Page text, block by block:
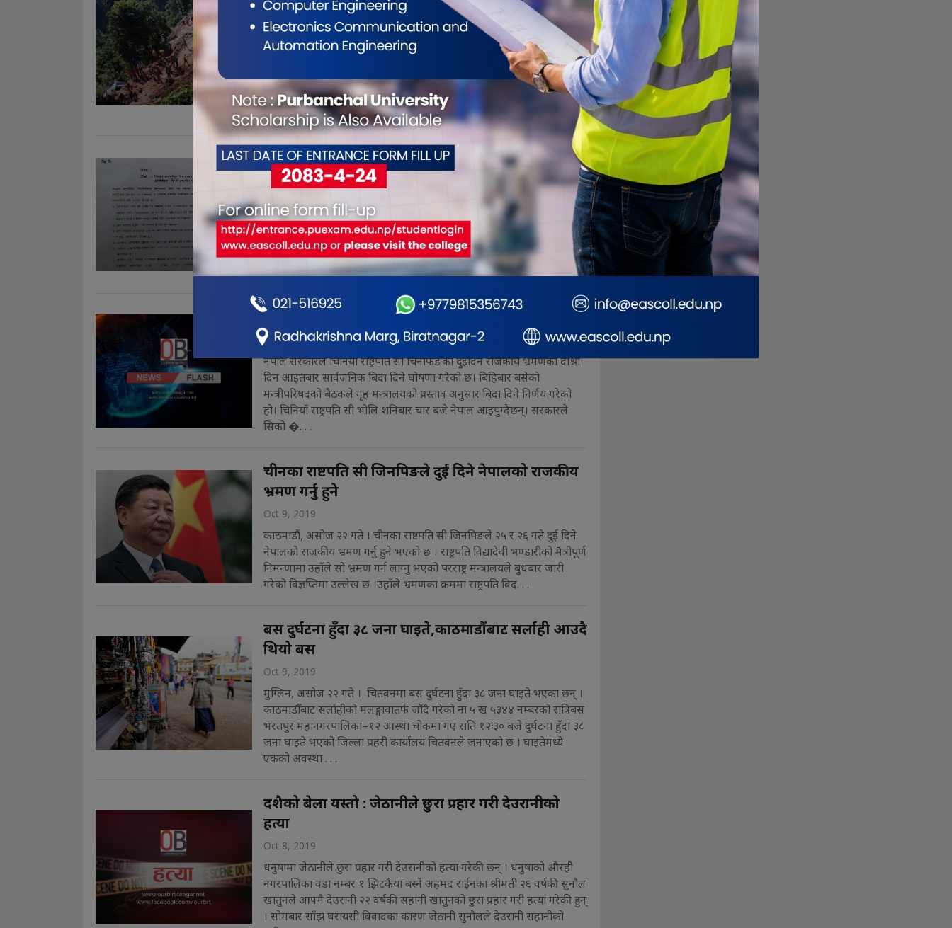
परिचय खुल्यो
Oct 12, 2019
सिन्धुपाल्चोक । सिन्धुपाल्चोकमा शुक्रबार भएको बस दुर्घटनामा परि ज्यान गुमाउने
११ जनाको परिचय खुलेको छ । बस दुर्घटनामा परि पाँच जनाको घटनास्थलमा, १
जनाको उपचार गर्न अस्पताल लैजाँदै गर्दा बाटोमा र ५ जनाको अस्पतालमा ज्यान
गएको हो । ज्यान गुमाउनेमा काभ्रेको बनेपा नगरपालिका–३, का केदारनाथ महाजु,
पाँचखा�. . .
चिनियाँ राष्ट्रपतिको भ्रमणमा विमानस्थल केही समय बन्द
Oct 12, 2019
काठमाडौं । चिनियाँ राष्ट्रपति सी जिनपिङको नेपाल भ्रमणका क्रममा त्रिभुवन
अन्तर्राष्ट्रिय विमानस्थल केही समय बन्द हुने भएको छ । त्रिभुवन अन्तर्राष्ट्रिय
विमानस्थल नागरिक उड्डयन कार्यालयले सूचना जारी गर्दै सी काठमाडौं अवतरण र
फर्किने क्रममा विमानस्थल केही समय बन्द हुने जनाएको छ । त्रिभुवन अन्तर्र�. . .
आइतबार सार्वजनिक बिदा दिने सरकारको घोषणा
Oct 11, 2019
नेपाल सरकारले चिनियाँ राष्ट्रपति सी चिनफिङको दुईदिने राजकीय भ्रमणको दोश्रो
दिन आइतबार सार्वजनिक बिदा दिने घोषणा गरेको छ। बिहिबार बसेको
मन्त्रीपरिषदको बैठकले गृह मन्त्रालयको प्रस्ताव अनुसार बिदा दिने निर्णय गरेको
हो। चिनियाँ राष्ट्रपति सी भोलि शनिबार चार बजे नेपाल आइपुग्दैछन्। सरकारले
सिको �. . .
चीनका राष्टपति सी जिनपिङले दुई दिने नेपालको राजकीय
भ्रमण गर्नु हुने
Oct 9, 2019
काठमाडौं, असोज २२ गते । चीनका राष्टपति सी जिनपिङले २५ र २६ गते दुई दिने
नेपालको राजकीय भ्रमण गर्नु हुने भएको छ । राष्ट्रपति विद्यादेवी भण्डारीको मैत्रीपूर्ण
निमन्णामा उहाँले सो भ्रमण गर्न लाग्नु भएको परराष्ट्र मन्त्रालयले बुधबार जारी
गरेको विज्ञप्तिमा उल्लेख छ ।उहाँले भ्रमणका क्रममा राष्ट्रपति विद. . .
बस दुर्घटना हुँदा ३८ जना घाइते,काठमाडौंबाट सर्लाही आउदै
थियो बस
Oct 9, 2019
मुग्लिन, असोज २२ गते । चितवनमा बस दुर्घटना हुँदा ३८ जना घाइते भएका छन् ।
काठमाडौँबाट सर्लाहीको मलङ्गावातर्फ जाँदै गरेको ना ५ ख ५३४४ नम्बरको रात्रिबस
भरतपुर महानगरपालिका–१२ आस्था चोकमा गए राति १२ः३० बजे दुर्घटना हुँदा ३८
जना घाइते भएको जिल्ला प्रहरी कार्यालय चितवनले जनाएको छ । घाइतेमध्ये
एकको अवस्था . . .
दशैको बेला यस्तो : जेठानीले छुरा प्रहार गरी देउरानीको
हत्या
Oct 8, 2019
धनुषामा जेठानीले छुरा प्रहार गरी देउरानीको हत्या गरेकी छन् । धनुषाको औरही
नगरपालिका वडा नम्बर १ झिटकैया बस्ने अहमद राईनका श्रीमती २६ वर्षकी सुनौल
खातुनले आफ्नै देउरानी २२ वर्षकी सहानी खातुनको छुरा प्रहार गरी हत्या गरेकी हुन्
। सोमबार साँझ घरायसी विवादका कारण जेठानी सुनौलले देउरानी सहानीको